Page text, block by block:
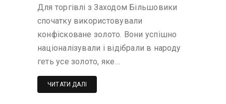
Для торгівлі з Заходом Більшовики
спочатку використовували
конфісковане золото. Вони успішно
націоналізували і відібрали в народу
геть усе золото, яке…
ЧИТАТИ ДАЛІ